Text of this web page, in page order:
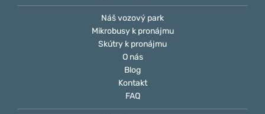
Náš vozový park
Mikrobusy k pronájmu
Skútry k pronájmu
O nás
Blog
Kontakt
FAQ